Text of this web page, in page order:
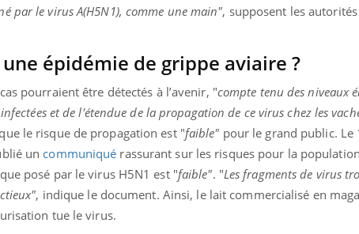
par le virus A(H5N1), comme une main", supposent les
épidémie de grippe aviaire ?
cas pourraient être détectés à l’avenir, "compte tenu des niveaux
et de l'étendue de la propagation de ce virus chez les
le risque de propagation est "faible" pour le grand public. Le
un communiqué rassurant sur les risques pour la
posé par le virus H5N1 est "faible". "Les fragments de virus
, indique le document. Ainsi, le lait commercialisé en
tue le virus.